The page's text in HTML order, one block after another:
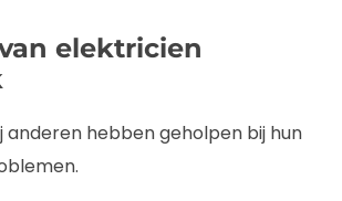
elektricien
anderen hebben geholpen bij hun